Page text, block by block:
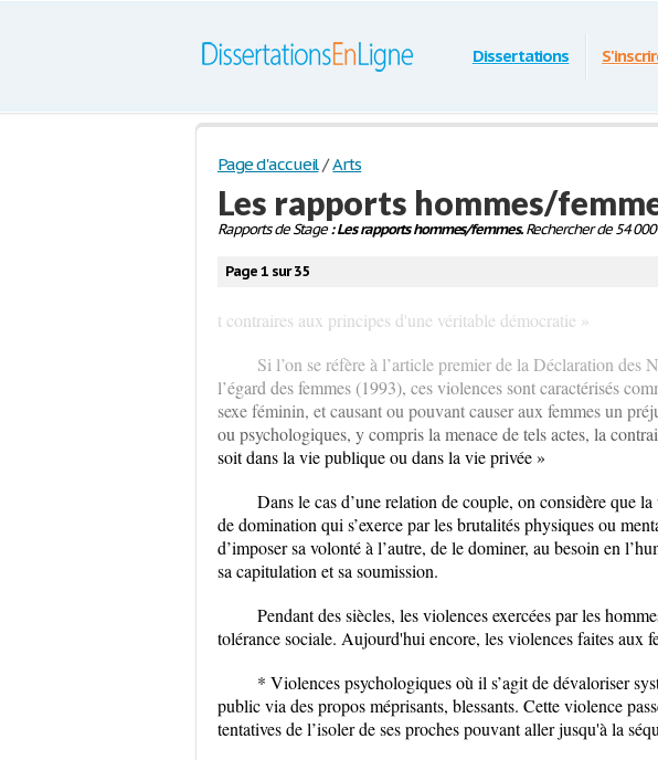
Dissertations
Page d'accueil / Arts
Les rapports hommes/
Rapports de Stage: Les rapports hommes/femmes.Rechercher de 54
Page 1 sur 35
t contraires aux principes d'une véritable démocratie »
Si l’on se réfère à l’article premier de la Déclaration
l’égard des femmes (1993), ces violences sont caractérisés
sexe féminin, et causant ou pouvant causer aux femmes un
ou psychologiques, y compris la menace de tels actes, la
soit dans la vie publique ou dans la vie privée »
Dans le cas d’une relation de couple, on considère que
de domination qui s’exerce par les brutalités physiques ou
d’imposer sa volonté à l’autre, de le dominer, au besoin en
sa capitulation et sa soumission.
Pendant des siècles, les violences exercées par les
tolérance sociale. Aujourd'hui encore, les violences faites aux
* Violences psychologiques où il s’agit de dévaloriser
public via des propos méprisants, blessants. Cette violence
tentatives de l’isoler de ses proches pouvant aller jusqu'à la